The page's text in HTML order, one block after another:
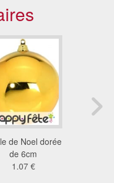
de Noel dorée
de 6cm
1.07 €